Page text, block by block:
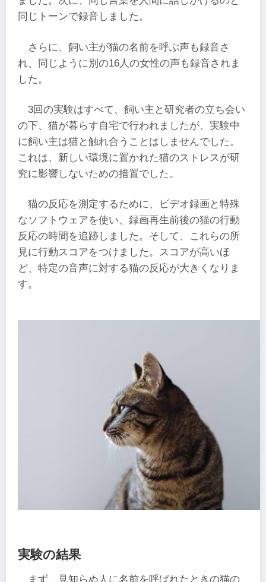
同じトーンで録音しました。
さらに、飼い主が猫の名前を呼ぶ声も録音さ
れ、同じように別の16人の女性の声も録音されま
した。
3回の実験はすべて、飼い主と研究者の立ち会い
の下、猫が暮らす自宅で行われましたが、実験中
に飼い主は猫と触れ合うことはしませんでした。
これは、新しい環境に置かれた猫のストレスが研
究に影響しないための措置でした。
猫の反応を測定するために、ビデオ録画と特殊
なソフトウェアを使い、録画再生前後の猫の行動
反応の時間を追跡しました。そして、これらの所
見に行動スコアをつけました。スコアが高いほ
ど、特定の音声に対する猫の反応が大きくなりま
す。
実験の結果
まず、見知らぬ人に名前を呼ばれたときの猫の